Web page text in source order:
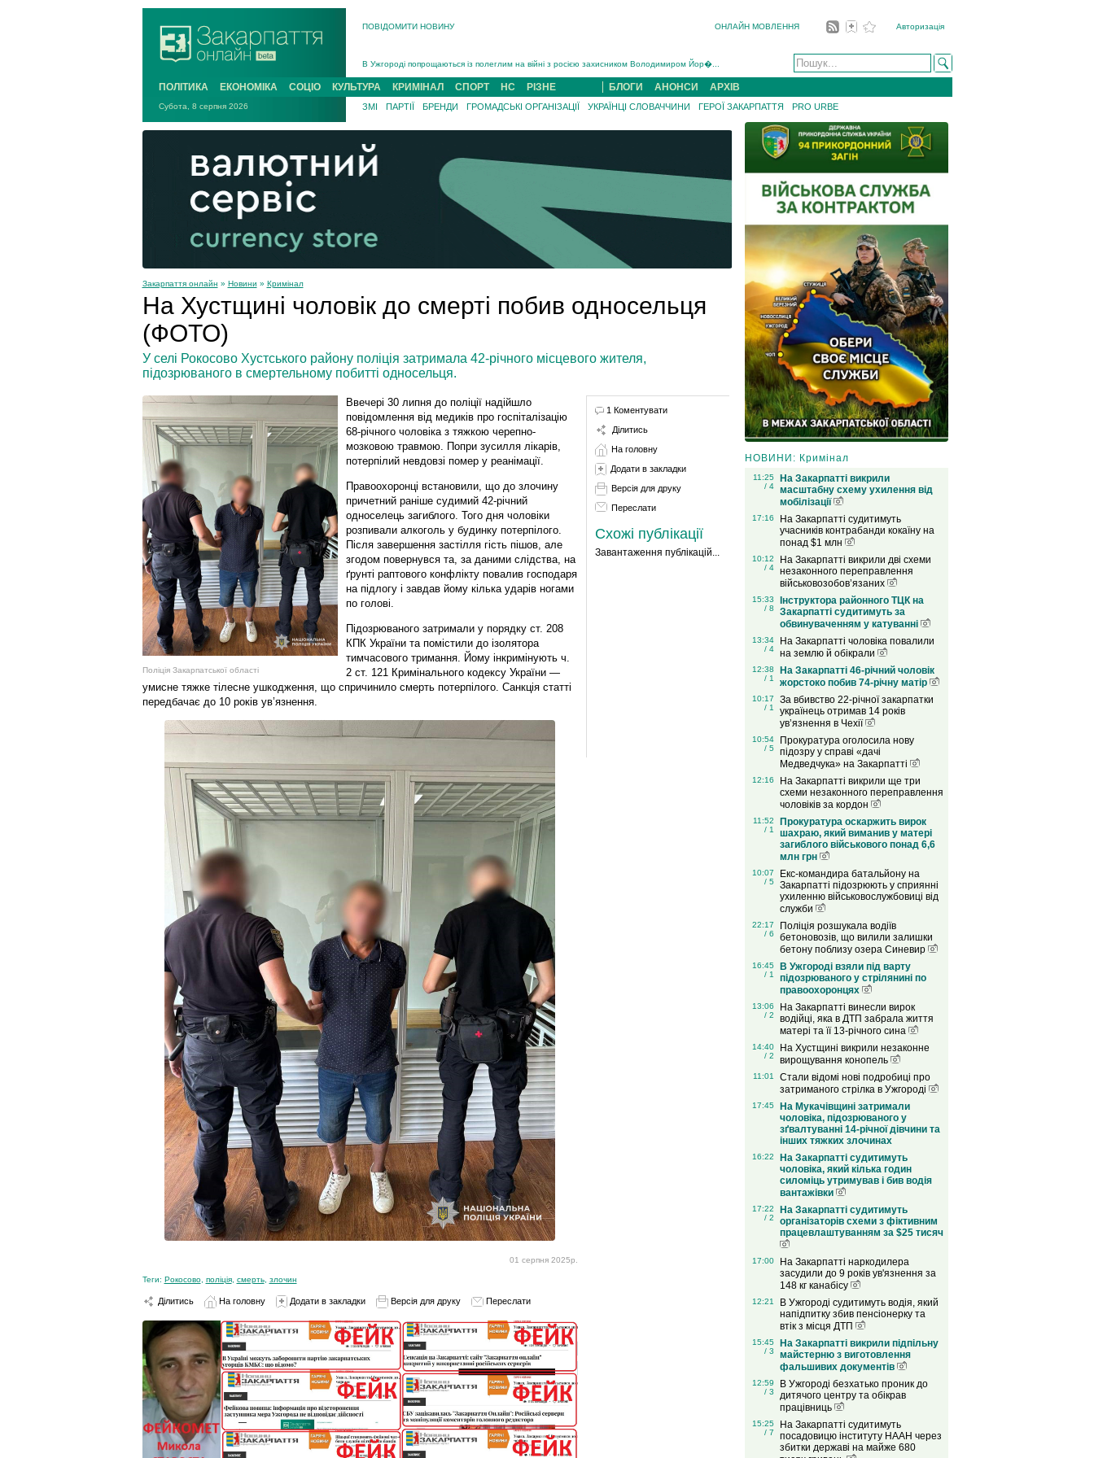
ПОВІДОМИТИ НОВИНУ ОНЛАЙН МОВЛЕННЯ Авторизація
В Ужгороді попрощаються із полеглим на війні з росією захисником Володимиром Йор�...
В Ужгороді 5 серпня попрощаються із захисником Богданом Югасом, який два роки �...
Підтвердили загибель захисника із Нанкова на Хустщині Юліана Гербея (ФОТО)[/gree...
На війні з рф поліг військовий з Виноградова Ігнат Роздяловський (ФОТО)...
На Хустщині внаслідок ДТП за участі трьох авто постраждали 13 людей (ФОТО)...
Інструктора районного ТЦК на Закарпатті судитимуть за обвинувачен...
ПОЛІТИКА ЕКОНОМІКА СОЦІО КУЛЬТУРА КРИМІНАЛ СПОРТ НС РІЗНЕ БЛОГИ АНОНСИ АРХІВ
Субота, 8 серпня 2026 ЗМІ ПАРТІЇ БРЕНДИ ГРОМАДСЬКІ ОРГАНІЗАЦІЇ УКРАЇНЦІ СЛОВАЧЧИНИ ГЕРОЇ ЗАКАРПАТТЯ PRO URBE
Закарпаття онлайн » Новини » Кримінал
На Хустщині чоловік до смерті побив односельця
(ФОТО)
У селі Рокосово Хустського району поліція затримала 42-річного місцевого жителя,
підозрюваного в смертельному побитті односельця.
Поліція Закарпатської області
Ввечері 30 липня до поліції надійшло
повідомлення від медиків про госпіталізацію
68-річного чоловіка з тяжкою черепно-
мозковою травмою. Попри зусилля лікарів,
потерпілий невдовзі помер у реанімації.
Правоохоронці встановили, що до злочину
причетний раніше судимий 42-річний
односелець загиблого. Того дня чоловіки
розпивали алкоголь у будинку потерпілого.
Після завершення застілля гість пішов, але
згодом повернувся та, за даними слідства, на
ґрунті раптового конфлікту повалив господаря
на підлогу і завдав йому кілька ударів ногами
по голові.
Підозрюваного затримали у порядку ст. 208
КПК України та помістили до ізолятора
тимчасового тримання. Йому інкримінують ч.
2 ст. 121 Кримінального кодексу України —
умисне тяжке тілесне ушкодження, що спричинило смерть потерпілого. Санкція статті
передбачає до 10 років ув’язнення.
01 серпня 2025р.
Теги: Рокосово, поліція, смерть, злочин
Ділитись На головну Додати в закладки Версія для друку Переслати
1 Коментувати
Ділитись
На головну
Додати в закладки
Версія для друку
Переслати
Схожі публікації
Завантаження публікацій...
НОВИНИ: Кримінал
11:25
/ 4
На Закарпатті викрили
масштабну схему ухилення від
мобілізації
17:16
На Закарпатті судитимуть
учасників контрабанди кокаїну на
понад $1 млн
10:12
/ 4
На Закарпатті викрили дві схеми
незаконного переправлення
військовозобов’язаних
15:33
/ 8
Інструктора районного ТЦК на
Закарпатті судитимуть за
обвинуваченням у катуванні
13:34
/ 4
На Закарпатті чоловіка повалили
на землю й обікрали
12:38
/ 1
На Закарпатті 46-річний чоловік
жорстоко побив 74-річну матір
10:17
/ 1
За вбивство 22-річної закарпатки
українець отримав 14 років
ув’язнення в Чехії
10:54
/ 5
Прокуратура оголосила нову
підозру у справі «дачі
Медведчука» на Закарпатті
12:16
На Закарпатті викрили ще три
схеми незаконного переправлення
чоловіків за кордон
11:52
/ 1
Прокуратура оскаржить вирок
шахраю, який виманив у матері
загиблого військового понад 6,6
млн грн
10:07
/ 5
Екс-командира батальйону на
Закарпатті підозрюють у сприянні
ухиленню військовослужбовиці від
служби
22:17
/ 6
Поліція розшукала водіїв
бетоновозів, що вилили залишки
бетону поблизу озера Синевир
16:45
/ 1
В Ужгороді взяли під варту
підозрюваного у стрілянині по
правоохоронцях
13:06
/ 2
На Закарпатті винесли вирок
водійці, яка в ДТП забрала життя
матері та її 13-річного сина
14:40
/ 2
На Хустщині викрили незаконне
вирощування конопель
11:01
Стали відомі нові подробиці про
затриманого стрілка в Ужгороді
17:45
На Мукачівщині затримали
чоловіка, підозрюваного у
зґвалтуванні 14-річної дівчини та
інших тяжких злочинах
16:22
На Закарпатті судитимуть
чоловіка, який кілька годин
силоміць утримував і бив водія
вантажівки
17:22
/ 2
На Закарпатті судитимуть
організаторів схеми з фіктивним
працевлаштуванням за $25 тисяч
17:00
На Закарпатті наркодилера
засудили до 9 років ув'язнення за
148 кг канабісу
12:21
В Ужгороді судитимуть водія, який
напідпитку збив пенсіонерку та
втік з місця ДТП
15:45
/ 3
На Закарпатті викрили підпільну
майстерню з виготовлення
фальшивих документів
12:59
/ 3
В Ужгороді безхатько проник до
дитячого центру та обікрав
працівниць
15:25
/ 7
На Закарпатті судитимуть
посадовицю інституту НААН через
збитки державі на майже 680